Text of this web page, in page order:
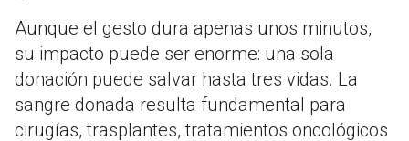
Aunque el gesto dura apenas unos minutos,
su impacto puede ser enorme: una sola
donación puede salvar hasta tres vidas. La
sangre donada resulta fundamental para
cirugías, trasplantes, tratamientos oncológicos